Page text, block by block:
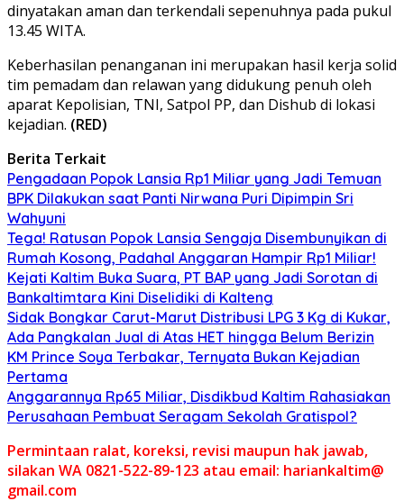
dinyatakan aman dan terkendali sepenuhnya pada pukul
13.45 WITA.
Keberhasilan penanganan ini merupakan hasil kerja solid
tim pemadam dan relawan yang didukung penuh oleh
aparat Kepolisian, TNI, Satpol PP, dan Dishub di lokasi
kejadian. (RED)
Berita Terkait
Pengadaan Popok Lansia Rp1 Miliar yang Jadi Temuan
BPK Dilakukan saat Panti Nirwana Puri Dipimpin Sri
Wahyuni
Tega! Ratusan Popok Lansia Sengaja Disembunyikan di
Rumah Kosong, Padahal Anggaran Hampir Rp1 Miliar!
Kejati Kaltim Buka Suara, PT BAP yang Jadi Sorotan di
Bankaltimtara Kini Diselidiki di Kalteng
Sidak Bongkar Carut-Marut Distribusi LPG 3 Kg di Kukar,
Ada Pangkalan Jual di Atas HET hingga Belum Berizin
KM Prince Soya Terbakar, Ternyata Bukan Kejadian
Pertama
Anggarannya Rp65 Miliar, Disdikbud Kaltim Rahasiakan
Perusahaan Pembuat Seragam Sekolah Gratispol?
Permintaan ralat, koreksi, revisi maupun hak jawab,
silakan WA 0821-522-89-123 atau email: hariankaltim@
gmail.com